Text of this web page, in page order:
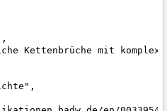
Kettenbrüche mit